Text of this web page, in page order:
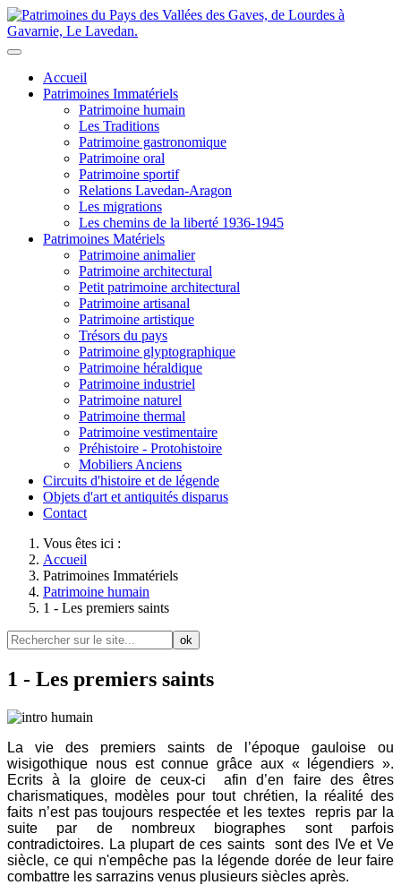
Accueil
Patrimoines Immatériels
Patrimoine humain
Les Traditions
Patrimoine gastronomique
Patrimoine oral
Patrimoine sportif
Relations Lavedan-Aragon
Les migrations
Les chemins de la liberté 1936-1945
Patrimoines Matériels
Patrimoine animalier
Patrimoine architectural
Petit patrimoine architectural
Patrimoine artisanal
Patrimoine artistique
Trésors du pays
Patrimoine glyptographique
Patrimoine héraldique
Patrimoine industriel
Patrimoine naturel
Patrimoine thermal
Patrimoine vestimentaire
Préhistoire - Protohistoire
Mobiliers Anciens
Circuits d'histoire et de légende
Objets d'art et antiquités disparus
Contact
Vous êtes ici :
Accueil
Patrimoines Immatériels
Patrimoine humain
1 - Les premiers saints
ok
1 - Les premiers saints
La vie des premiers saints de l’époque gauloise ou
wisigothique nous est connue grâce aux « légendiers ».
Ecrits à la gloire de ceux-ci afin d’en faire des êtres
charismatiques, modèles pour tout chrétien, la réalité des
faits n’est pas toujours respectée et les textes repris par la
suite par de nombreux biographes sont parfois
contradictoires. La plupart de ces saints sont des IVe et Ve
siècle, ce qui n'empêche pas la légende dorée de leur faire
combattre les sarrazins venus plusieurs siècles après.